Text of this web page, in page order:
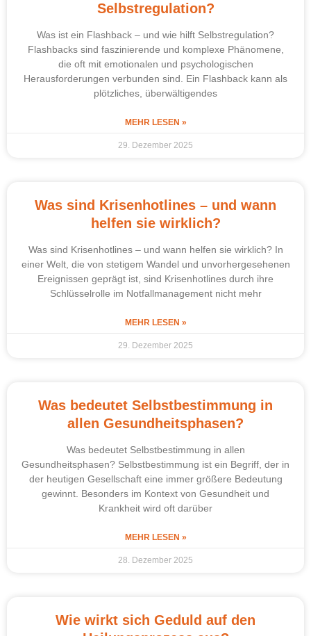
Selbstregulation?
Was ist ein Flashback – und wie hilft Selbstregulation?
Flashbacks sind faszinierende und komplexe Phänomene,
die oft mit emotionalen und psychologischen
Herausforderungen verbunden sind. Ein Flashback kann als
plötzliches, überwältigendes
MEHR LESEN »
29. Dezember 2025
Was sind Krisenhotlines – und wann
helfen sie wirklich?
Was sind Krisenhotlines – und wann helfen sie wirklich? In
einer Welt, die von stetigem Wandel und unvorhergesehenen
Ereignissen geprägt ist, sind Krisenhotlines durch ihre
Schlüsselrolle im Notfallmanagement nicht mehr
MEHR LESEN »
29. Dezember 2025
Was bedeutet Selbstbestimmung in
allen Gesundheitsphasen?
Was bedeutet Selbstbestimmung in allen
Gesundheitsphasen? Selbstbestimmung ist ein Begriff, der in
der heutigen Gesellschaft eine immer größere Bedeutung
gewinnt. Besonders im Kontext von Gesundheit und
Krankheit wird oft darüber
MEHR LESEN »
28. Dezember 2025
Wie wirkt sich Geduld auf den